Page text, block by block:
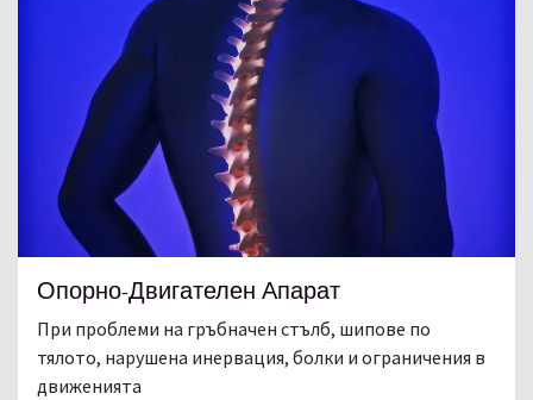
Опорно-Двигателен Апарат
При проблеми на гръбначен стълб, шипове по
тялото, нарушена инервация, болки и ограничения в
движенията